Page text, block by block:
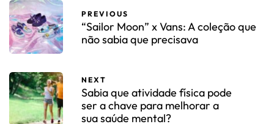
PREVIOUS
“Sailor Moon” x Vans: A coleção que
não sabia que precisava
NEXT
Sabia que atividade física pode
ser a chave para melhorar a
sua saúde mental?